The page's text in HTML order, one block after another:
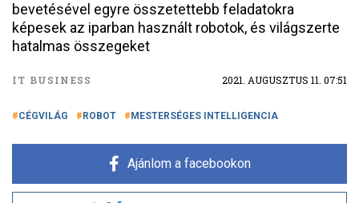
bevetésével egyre összetettebb feladatokra
képesek az iparban használt robotok, és világszerte
hatalmas összegeket
IT BUSINESS 2021. AUGUSZTUS 11. 07:51
CÉGVILÁG ROBOT MESTERSÉGES INTELLIGENCIA
Ajánlom a facebookon